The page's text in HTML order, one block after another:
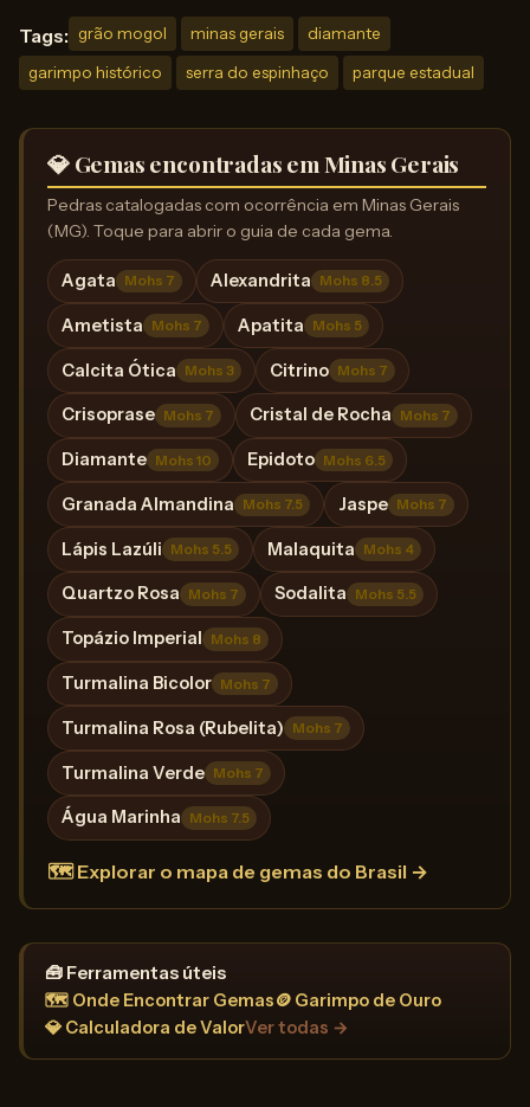
Tags: grão mogol minas gerais diamante
garimpo histórico serra do espinhaço parque estadual
💎 Gemas encontradas em Minas Gerais
Pedras catalogadas com ocorrência em Minas Gerais
(MG). Toque para abrir o guia de cada gema.
Agata Mohs 7 Alexandrita Mohs 8.5
Ametista Mohs 7 Apatita Mohs 5
Calcita Ótica Mohs 3 Citrino Mohs 7
Crisoprase Mohs 7 Cristal de Rocha Mohs 7
Diamante Mohs 10 Epidoto Mohs 6.5
Granada Almandina Mohs 7.5 Jaspe Mohs 7
Lápis Lazúli Mohs 5.5 Malaquita Mohs 4
Quartzo Rosa Mohs 7 Sodalita Mohs 5.5
Topázio Imperial Mohs 8
Turmalina Bicolor Mohs 7
Turmalina Rosa (Rubelita) Mohs 7
Turmalina Verde Mohs 7
Água Marinha Mohs 7.5
🗺️ Explorar o mapa de gemas do Brasil →
🧰 Ferramentas úteis
🗺️ Onde Encontrar Gemas🪙 Garimpo de Ouro
💎 Calculadora de ValorVer todas →